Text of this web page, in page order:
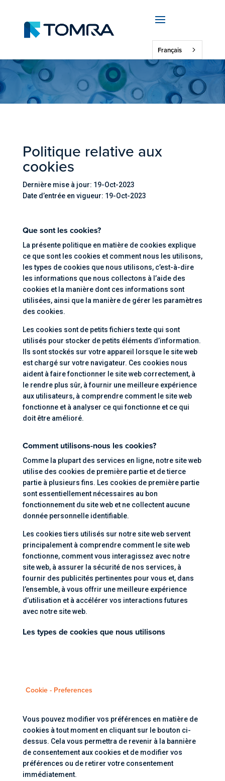
Français
Politique relative aux
cookies
Dernière mise à jour: 19-Oct-2023
Date d’entrée en vigueur: 19-Oct-2023
Que sont les cookies?
La présente politique en matière de cookies explique
ce que sont les cookies et comment nous les utilisons,
les types de cookies que nous utilisons, c’est-à-dire
les informations que nous collectons à l’aide des
cookies et la manière dont ces informations sont
utilisées, ainsi que la manière de gérer les paramètres
des cookies.
Les cookies sont de petits fichiers texte qui sont
utilisés pour stocker de petits éléments d’information.
Ils sont stockés sur votre appareil lorsque le site web
est chargé sur votre navigateur. Ces cookies nous
aident à faire fonctionner le site web correctement, à
le rendre plus sûr, à fournir une meilleure expérience
aux utilisateurs, à comprendre comment le site web
fonctionne et à analyser ce qui fonctionne et ce qui
doit être amélioré.
Comment utilisons-nous les cookies?
Comme la plupart des services en ligne, notre site web
utilise des cookies de première partie et de tierce
partie à plusieurs fins. Les cookies de première partie
sont essentiellement nécessaires au bon
fonctionnement du site web et ne collectent aucune
donnée personnelle identifiable.
Les cookies tiers utilisés sur notre site web servent
principalement à comprendre comment le site web
fonctionne, comment vous interagissez avec notre
site web, à assurer la sécurité de nos services, à
fournir des publicités pertinentes pour vous et, dans
l’ensemble, à vous offrir une meilleure expérience
d’utilisation et à accélérer vos interactions futures
avec notre site web.
Les types de cookies que nous utilisons
Cookie - Preferences
Vous pouvez modifier vos préférences en matière de
cookies à tout moment en cliquant sur le bouton ci-
dessus. Cela vous permettra de revenir à la bannière
de consentement aux cookies et de modifier vos
préférences ou de retirer votre consentement
immédiatement.